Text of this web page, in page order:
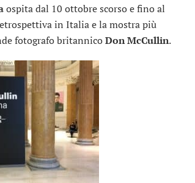
ospita dal 10 ottobre scorso e fino al
in Italia e la mostra più
fotografo britannicoDon McCullin.